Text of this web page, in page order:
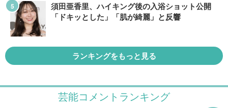
須田亜香里、ハイキング後の入浴ショット公開
「ドキッとした」「肌が綺麗」と反響
ランキングをもっと見る